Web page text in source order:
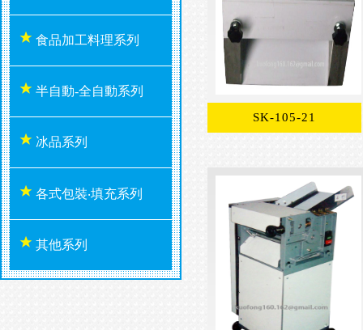
食品加工料理系列
半自動-全自動系列
冰品系列
各式包裝‧填充系列
其他系列
SK-105-21